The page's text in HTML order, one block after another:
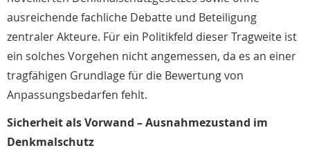
ausreichende fachliche Debatte und Beteiligung
zentraler Akteure. Für ein Politikfeld dieser Tragweite ist
ein solches Vorgehen nicht angemessen, da es an einer
tragfähigen Grundlage für die Bewertung von
Anpassungsbedarfen fehlt.
Sicherheit als Vorwand – Ausnahmezustand im
Denkmalschutz